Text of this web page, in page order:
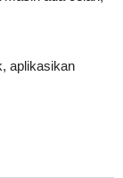
aplikasikan